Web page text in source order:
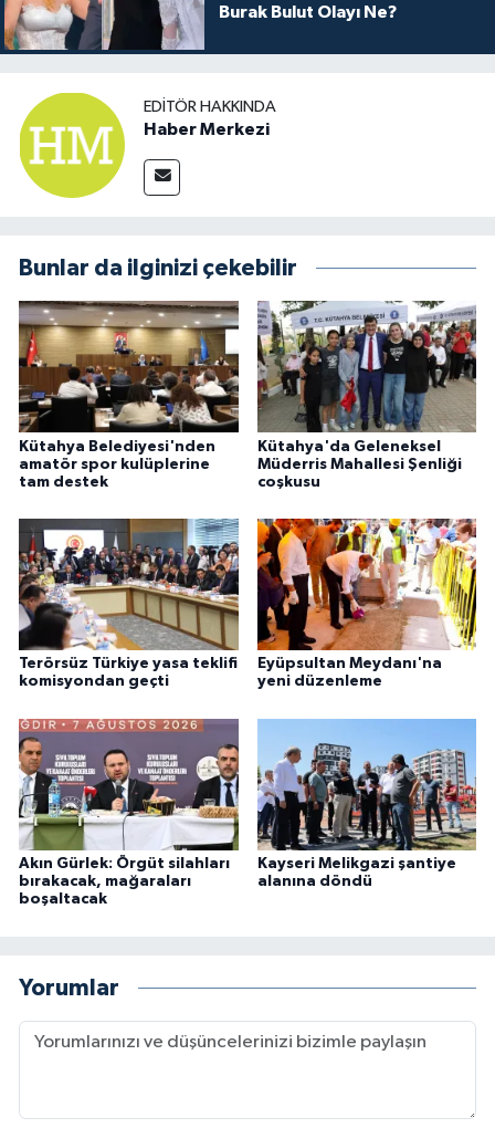
Burak Bulut Olayı Ne?
EDITÖR HAKKINDA
Haber Merkezi
Bunlar da ilginizi çekebilir
Kütahya Belediyesi'nden
amatör spor kulüplerine
tam destek
Kütahya'da Geleneksel
Müderris Mahallesi Şenliği
coşkusu
Terörsüz Türkiye yasa teklifi
komisyondan geçti
Eyüpsultan Meydanı'na
yeni düzenleme
Akın Gürlek: Örgüt silahları
bırakacak, mağaraları
boşaltacak
Kayseri Melikgazi şantiye
alanına döndü
Yorumlar